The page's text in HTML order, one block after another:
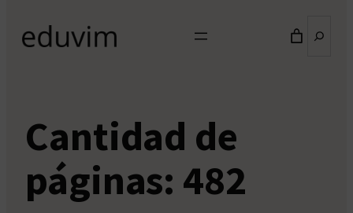
Cantidad de
páginas: 482